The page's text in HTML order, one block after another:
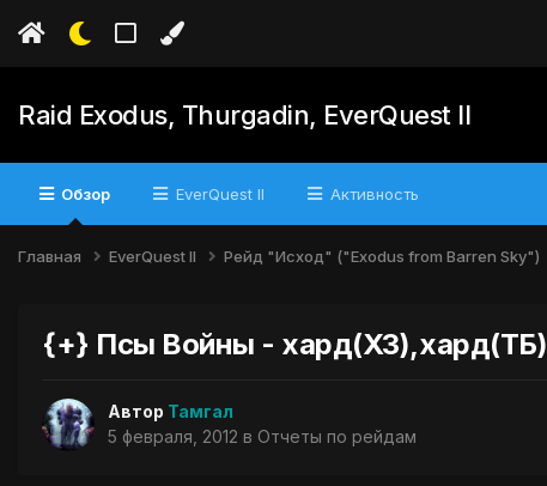
Raid Exodus, Thurgadin, EverQuest II
Обзор EverQuest II Активность
Главная EverQuest II Рейд "Исход" ("Exodus from Barren Sky")
{+} Псы Войны -
Автор Тамгал
5 февраля, 2012 в Отчеты по рейдам